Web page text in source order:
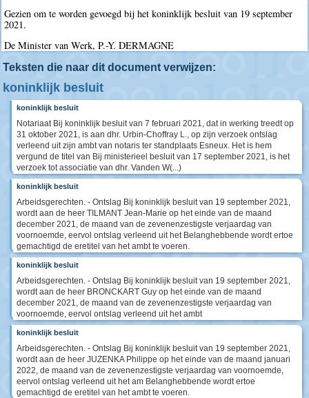
Gezien om te worden gevoegd bij het koninklijk besluit van 19 september
2021.
De Minister van Werk, P.-Y. DERMAGNE
Teksten die naar dit document verwijzen:
koninklijk besluit
koninklijk besluit
Notariaat Bij koninklijk besluit van 7 februari 2021, dat in werking treedt op
31 oktober 2021, is aan dhr. Urbin-Choffray L., op zijn verzoek ontslag
verleend uit zijn ambt van notaris ter standplaats Esneux. Het is hem
vergund de titel van Bij ministerieel besluit van 17 september 2021, is het
verzoek tot associatie van dhr. Vanden W(...)
koninklijk besluit
Arbeidsgerechten. - Ontslag Bij koninklijk besluit van 19 september 2021,
wordt aan de heer TILMANT Jean-Marie op het einde van de maand
december 2021, de maand van de zevenenzestigste verjaardag van
voornoemde, eervol ontslag verleend uit het Belanghebbende wordt ertoe
gemachtigd de eretitel van het ambt te voeren.
koninklijk besluit
Arbeidsgerechten. - Ontslag Bij koninklijk besluit van 19 september 2021,
wordt aan de heer BRONCKART Guy op het einde van de maand
december 2021, de maand van de zevenenzestigste verjaardag van
voornoemde, eervol ontslag verleend uit het ambt
koninklijk besluit
Arbeidsgerechten. - Ontslag Bij koninklijk besluit van 19 september 2021,
wordt aan de heer JUZENKA Philippe op het einde van de maand januari
2022, de maand van de zevenenzestigste verjaardag van voornoemde,
eervol ontslag verleend uit het am Belanghebbende wordt ertoe
gemachtigd de eretitel van het ambt te voeren.